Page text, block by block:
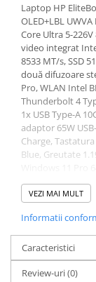
Laptop HP
OLED+LBL
Core Ultra 5-226V
video integrat
8533 MT/s, SSD
două difuzoare
Pro, WLAN Intel
Thunderbolt 4
1x USB Type-A
adaptor 65W
Charge,
Blue, Greutate
Copilot+ PC, 1yw
Garantie: 12 luni
VEZI MAI MULT
Informatii
Caracteristici
Review-uri(0)